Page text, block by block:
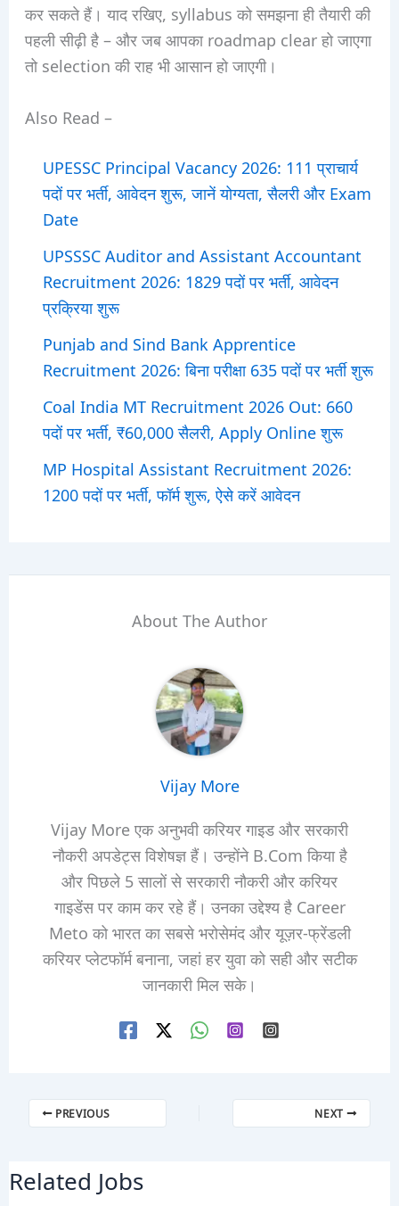
कर सकते हैं। याद रखिए, syllabus को समझना ही तैयारी की
पहली सीढ़ी है – और जब आपका roadmap clear हो जाएगा
तो selection की राह भी आसान हो जाएगी।
Also Read –
UPESSC Principal Vacancy 2026: 111 प्राचार्य
पदों पर भर्ती, आवेदन शुरू, जानें योग्यता, सैलरी और Exam
Date
UPSSSC Auditor and Assistant Accountant
Recruitment 2026: 1829 पदों पर भर्ती, आवेदन
प्रक्रिया शुरू
Punjab and Sind Bank Apprentice
Recruitment 2026: बिना परीक्षा 635 पदों पर भर्ती शुरू
Coal India MT Recruitment 2026 Out: 660
पदों पर भर्ती, ₹60,000 सैलरी, Apply Online शुरू
MP Hospital Assistant Recruitment 2026:
1200 पदों पर भर्ती, फॉर्म शुरू, ऐसे करें आवेदन
About The Author
Vijay More
Vijay More एक अनुभवी करियर गाइड और सरकारी
नौकरी अपडेट्स विशेषज्ञ हैं। उन्होंने B.Com किया है
और पिछले 5 सालों से सरकारी नौकरी और करियर
गाइडेंस पर काम कर रहे हैं। उनका उद्देश्य है Career
Meto को भारत का सबसे भरोसेमंद और यूज़र-फ्रेंडली
करियर प्लेटफॉर्म बनाना, जहां हर युवा को सही और सटीक
जानकारी मिल सके।
PREVIOUS NEXT
Related Jobs